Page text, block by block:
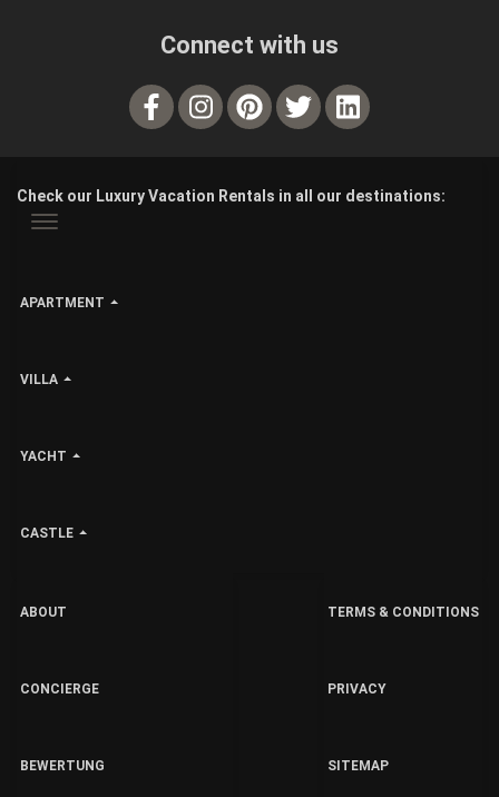
Connect with us
Check our Luxury Vacation Rentals in all our destinations:
APARTMENT
VILLA
YACHT
CASTLE
ABOUT
CONCIERGE
BEWERTUNG
TERMS & CONDITIONS
PRIVACY
SITEMAP